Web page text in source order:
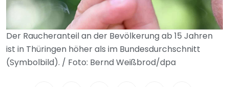
Der Raucheranteil an der Bevölkerung ab 15 Jahren
ist in Thüringen höher als im Bundesdurchschnitt
(Symbolbild). / Foto: Bernd Weißbrod/dpa